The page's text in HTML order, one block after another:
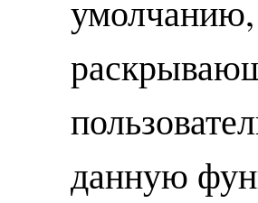
умолчанию,
данную